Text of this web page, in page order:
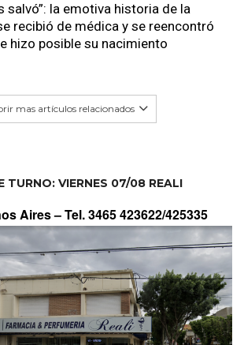
salvó”: la emotiva historia de la
recibió de médica y se reencontró
hizo posible su nacimiento
mas artículos relacionados
TURNO: VIERNES 07/08 REALI
Aires –Tel. 3465 423622/425335